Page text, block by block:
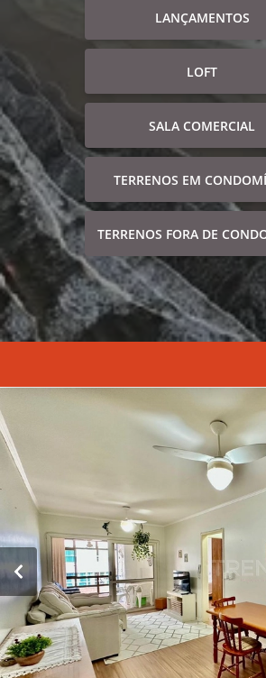
LANÇAMENTOS
LOFT
SALA COMERCIAL
TERRENOS EM
TERRENOS FORA DE